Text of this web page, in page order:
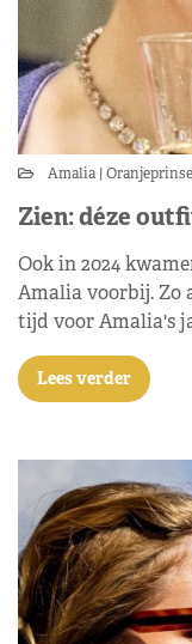
Amalia
Zien: déze
Ook in 2024
Amalia voorbij. Zo
tijd voor Amalia's
Lees verder